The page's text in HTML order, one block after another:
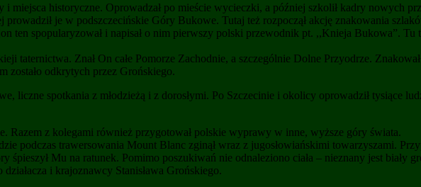
miejsca historyczne. Oprowadzał po mieście wycieczki, a później szkolił kadry nowych
je w podszczecińskie Góry Bukowe. Tutaj też rozpoczął akcję znakowania
ten spopularyzował i napisał o nim pierwszy polski przewodnik pt. ,,Knieja Bukowa”. Tu
taternictwa. Znał On całe Pomorze Zachodnie, a szczególnie Dolne Przyodrze.
zostało odkrytych przez Grońskiego.
liczne spotkania z młodzieżą i z dorosłymi. Po Szczecinie i okolicy oprowadził tysiące
Razem z kolegami również przygotował polskie wyprawy w inne, wyższe góry świata.
podczas trawersowania Mount Blanc zginął wraz z jugosłowiańskimi towarzyszami.
śpieszył Mu na ratunek. Pomimo poszukiwań nie odnaleziono ciała – nieznany jest biały
i krajoznawcy Stanisława Grońskiego.